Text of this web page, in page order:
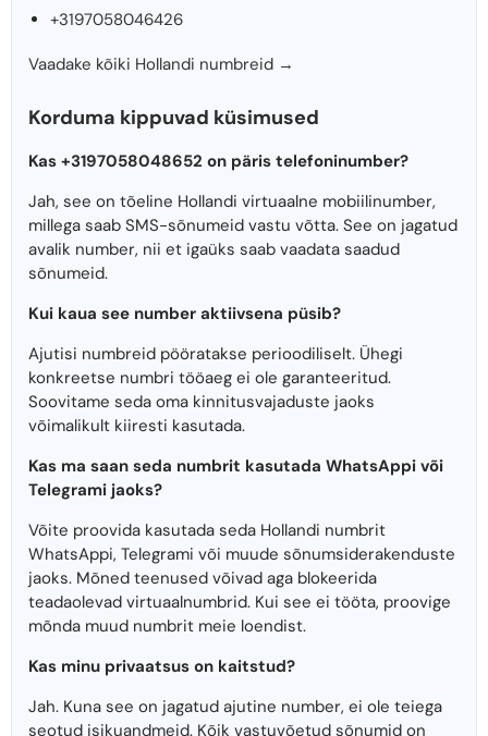
+3197058046426
Vaadake kõiki Hollandi numbreid →
Korduma kippuvad küsimused
Kas +3197058048652 on päris telefoninumber?
Jah, see on tõeline Hollandi virtuaalne mobiilinumber,
millega saab SMS-sõnumeid vastu võtta. See on jagatud
avalik number, nii et igaüks saab vaadata saadud
sõnumeid.
Kui kaua see number aktiivsena püsib?
Ajutisi numbreid pööratakse perioodiliselt. Ühegi
konkreetse numbri tööaeg ei ole garanteeritud.
Soovitame seda oma kinnitusvajaduste jaoks
võimalikult kiiresti kasutada.
Kas ma saan seda numbrit kasutada WhatsAppi või
Telegrami jaoks?
Võite proovida kasutada seda Hollandi numbrit
WhatsAppi, Telegrami või muude sõnumsiderakenduste
jaoks. Mõned teenused võivad aga blokeerida
teadaolevad virtuaalnumbrid. Kui see ei tööta, proovige
mõnda muud numbrit meie loendist.
Kas minu privaatsus on kaitstud?
Jah. Kuna see on jagatud ajutine number, ei ole teiega
seotud isikuandmeid. Kõik vastuvõetud sõnumid on